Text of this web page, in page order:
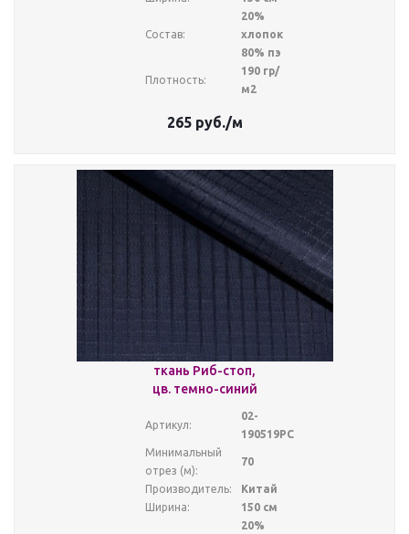
Состав:
20%
хлопок
80% пэ
Плотность:
190 гр/
м2
265руб./м
ткань Риб-стоп,
цв. темно-синий
Артикул:
02-
190519РС
Минимальный
отрез (м):
70
Производитель:
Китай
Ширина:
150 см
20%